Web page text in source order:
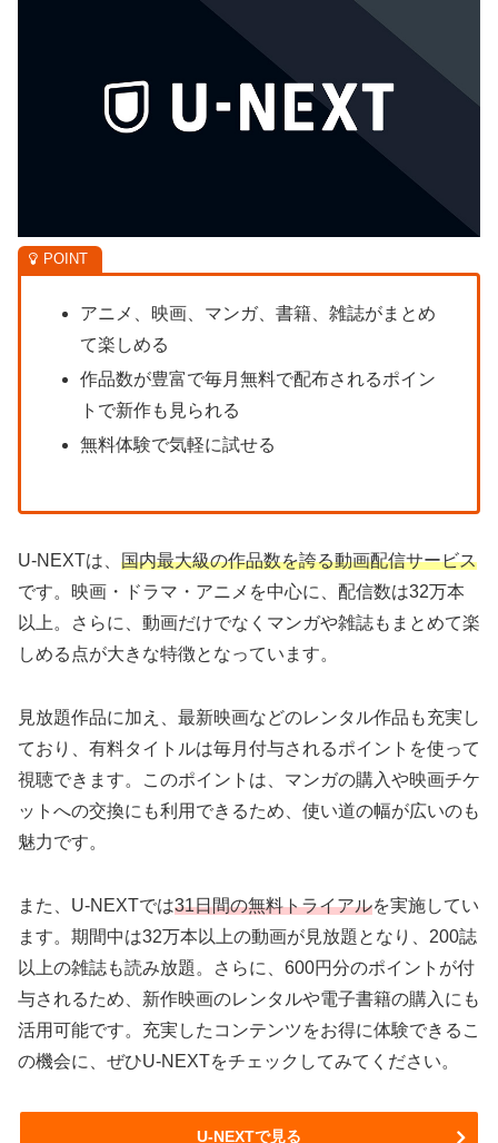
アニメ、映画、マンガ、書籍、雑誌がまとめ
て楽しめる
作品数が豊富で毎月無料で配布されるポイン
トで新作も見られる
無料体験で気軽に試せる
U-NEXTは、 国内最大級の作品数を誇る動画配信サービス
です。映画・ドラマ・アニメを中心に、配信数は32万本
以上。さらに、動画だけでなくマンガや雑誌もまとめて楽
しめる点が大きな特徴となっています。
見放題作品に加え、最新映画などのレンタル作品も充実し
ており、有料タイトルは毎月付与されるポイントを使って
視聴できます。このポイントは、マンガの購入や映画チケ
ットへの交換にも利用できるため、使い道の幅が広いのも
魅力です。
また、U-NEXTでは31日間の無料トライアルを実施してい
ます。期間中は32万本以上の動画が見放題となり、200誌
以上の雑誌も読み放題。さらに、600円分のポイントが付
与されるため、新作映画のレンタルや電子書籍の購入にも
活用可能です。充実したコンテンツをお得に体験できるこ
の機会に、ぜひU-NEXTをチェックしてみてください。
U-NEXTで見る